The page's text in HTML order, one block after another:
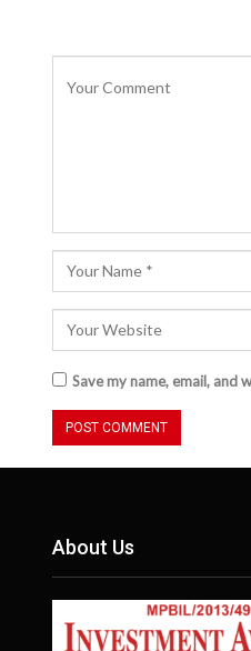
Save my name, email, and
About Us